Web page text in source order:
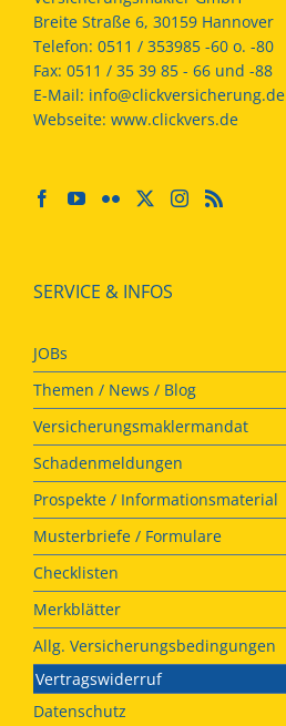
Breite Straße 6, 30159 Hannover
Telefon: 0511 / 353985 -60 o. -80
Fax: 0511 / 35 39 85 - 66 und -88
E-Mail: info@clickversicherung.de
Webseite: www.clickvers.de
SERVICE & INFOS
JOBs
Themen / News / Blog
Versicherungsmaklermandat
Schadenmeldungen
Prospekte / Informationsmaterial
Musterbriefe / Formulare
Checklisten
Merkblätter
Allg. Versicherungsbedingungen
Vertragswiderruf
Datenschutz